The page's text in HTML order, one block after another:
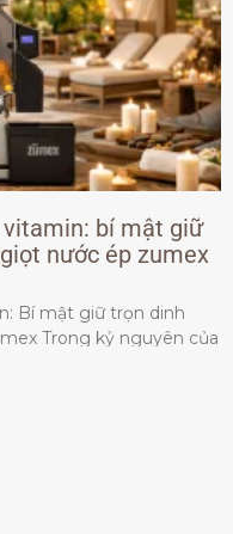
bí mật giữ
nước ép zumex
Bí mật giữ trọn dinh
Trong kỷ nguyên của